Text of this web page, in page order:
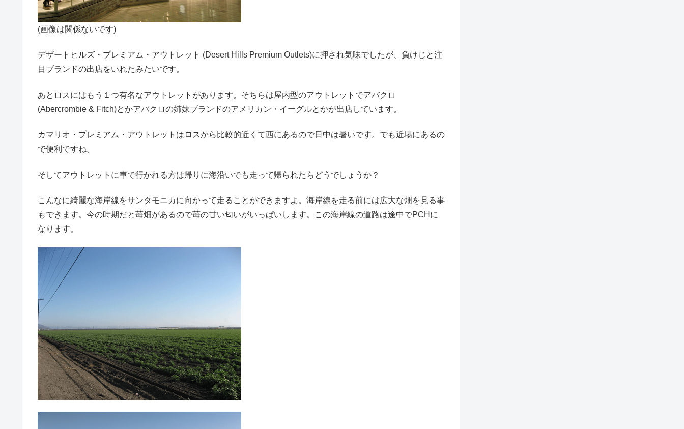
(画像は関係ないです)
デザートヒルズ・プレミアム・アウトレット (Desert Hills Premium Outlets)に押され気味でしたが、負けじと注
目ブランドの出店をいれたみたいです。
あとロスにはもう１つ有名なアウトレットがあります。そちらは屋内型のアウトレットでアバクロ
(Abercrombie & Fitch)とかアバクロの姉妹ブランドのアメリカン・イーグルとかが出店しています。
カマリオ・プレミアム・アウトレットはロスから比較的近くて西にあるので日中は暑いです。でも近場にあるの
で便利ですね。
そしてアウトレットに車で行かれる方は帰りに海沿いでも走って帰られたらどうでしょうか？
こんなに綺麗な海岸線をサンタモニカに向かって走ることができますよ。海岸線を走る前には広大な畑を見る事
もできます。今の時期だと苺畑があるので苺の甘い匂いがいっぱいします。この海岸線の道路は途中でPCHに
なります。